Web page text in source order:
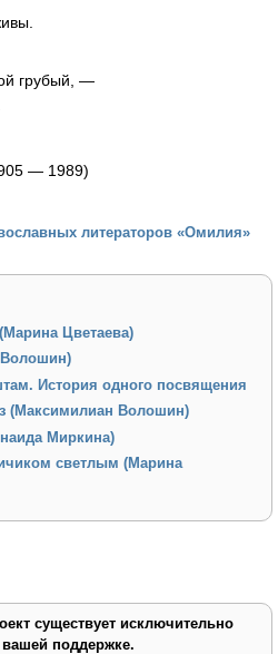
грубый, —
— 1989)
литераторов «Омилия»
Цветаева)
Волошин)
История одного посвящения
(Максимилиан Волошин)
Миркина)
светлым (Марина
существует исключительно
вашей поддержке.